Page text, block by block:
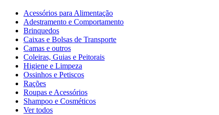
Acessórios para Alimentação
Adestramento e Comportamento
Brinquedos
Caixas e Bolsas de Transporte
Camas e outros
Coleiras, Guias e Peitorais
Higiene e Limpeza
Ossinhos e Petiscos
Rações
Roupas e Acessórios
Shampoo e Cosméticos
Ver todos